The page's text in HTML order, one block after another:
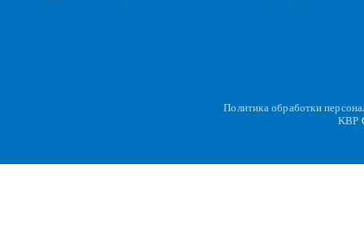
Политика обработки
KBP